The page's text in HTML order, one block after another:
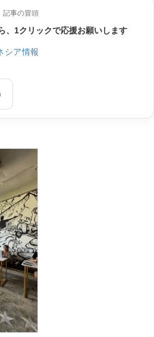
記事の冒頭
、1クリックで応援お願いします